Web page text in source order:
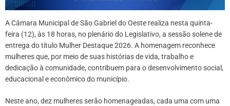
A Câmara Municipal de São Gabriel do Oeste realiza nesta quinta-
feira (12), às 18 horas, no plenário do Legislativo, a sessão solene de
entrega do título Mulher Destaque 2026. A homenagem reconhece
mulheres que, por meio de suas histórias de vida, trabalho e
dedicação à comunidade, contribuem para o desenvolvimento social,
educacional e econômico do município.
Neste ano, dez mulheres serão homenageadas, cada uma com uma